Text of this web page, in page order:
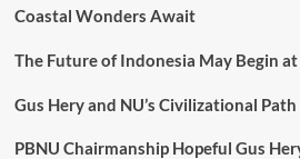
Coastal Wonders Await
The Future of Indonesia May Begin at
Gus Hery and NU’s Civilizational Path
PBNU Chairmanship Hopeful Gus